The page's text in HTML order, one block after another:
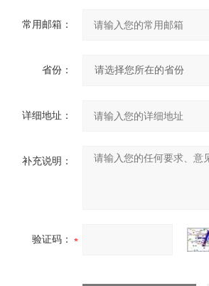
常用邮箱：
省份：
详细地址：
补充说明：
验证码：